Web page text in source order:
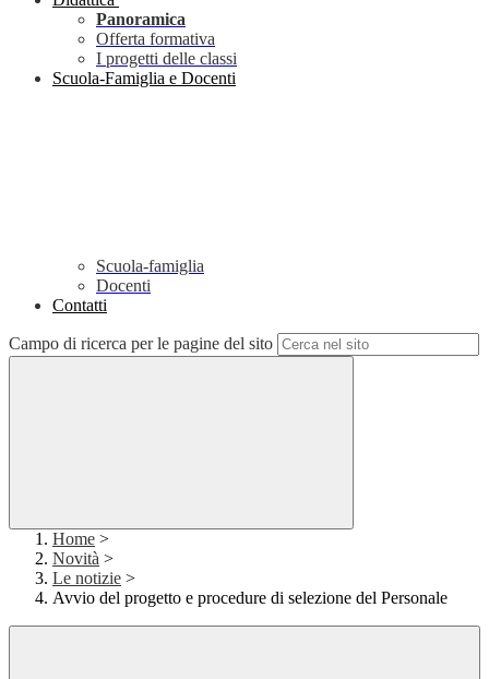
Panoramica
Offerta formativa
I progetti delle classi
Scuola-Famiglia e Docenti
Scuola-famiglia
Docenti
Contatti
Campo di ricerca per le pagine del sito
Home >
Novità >
Le notizie >
Avvio del progetto e procedure di selezione del Personale